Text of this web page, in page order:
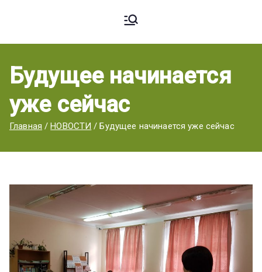
Ардато
вский
Аграрн
ый
Техник
аграрный
Будущее начинается
уже сейчас
Главная НОВОСТИ Будущее начинается уже сейчас